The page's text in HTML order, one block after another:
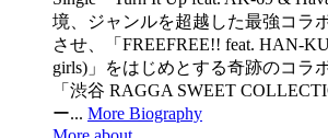
境、ジャンルを超越した最強コラ
させ、「FREEFREE!! feat. HAN-
girls)」をはじめとする奇跡のコラ
「渋谷 RAGGA SWEET
ー... More Biography